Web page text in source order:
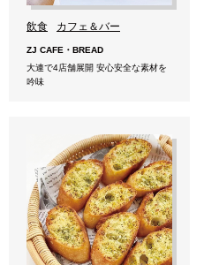
飲食 カフェ＆バー
ZJ CAFE・BREAD
大連で4店舗展開 安心安全な素材を
吟味